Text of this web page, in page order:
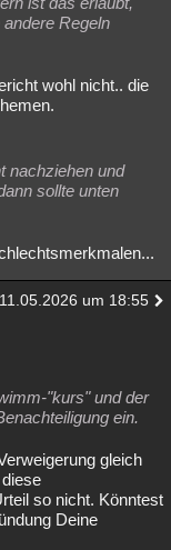
Regeln
wohl nicht.. die
nachziehen und
sollte unten
11.05.2026 um 18:55
"kurs" und der
ein.
gleich
so nicht. Könntest
Deine